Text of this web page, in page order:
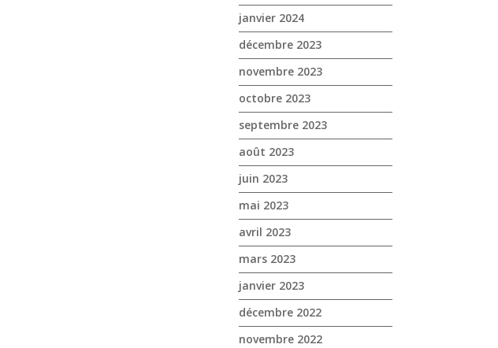
janvier 2024
décembre 2023
novembre 2023
octobre 2023
septembre 2023
août 2023
juin 2023
mai 2023
avril 2023
mars 2023
janvier 2023
décembre 2022
novembre 2022